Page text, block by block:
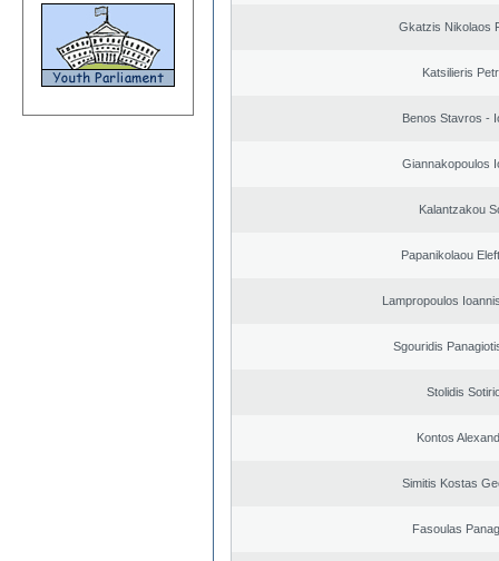
Gkatzis Nikolaos
Katsilieris
Benos Stavros -
Giannakopoulos
Kalantzakou
Papanikolaou
Lampropoulos
Sgouridis
Stolidis
Kontos
Simitis Kostas
Fasoulas